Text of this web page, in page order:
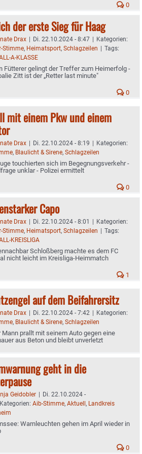
0
der erste Sieg für Haag
Drax | Di. 22.10.2024 - 8:47 | Kategorien:
Stimme, Heimatsport, Schlagzeilen | Tags:
A-KLASSE
Fütterer gelingt der Treffer zum Heimerfolg -
Zitt ist der „Retter last minute"
0
mit einem Pkw und einem
Drax | Di. 22.10.2024 - 8:19 | Kategorien:
, Blaulicht & Sirene, Schlagzeilen
touchierten sich im Begegnungsverkehr -
unklar - Polizei ermittelt
0
Capo
Drax | Di. 22.10.2024 - 8:01 | Kategorien:
Stimme, Heimatsport, Schlagzeilen | Tags:
KREISLIGA
Schloßberg machte es dem FC
nicht leicht im Kreisliga-Heimmatch
1
auf dem Beifahrersitz
Drax | Di. 22.10.2024 - 7:42 | Kategorien:
, Blaulicht & Sirene, Schlagzeilen
Mann prallt mit seinem Auto gegen eine
aus Beton und bleibt unverletzt
geht in die
Geidobler | Di. 22.10.2024 -
Kategorien: Aib-Stimme, Aktuell, Landkreis
Warnleuchten gehen im April wieder in
0